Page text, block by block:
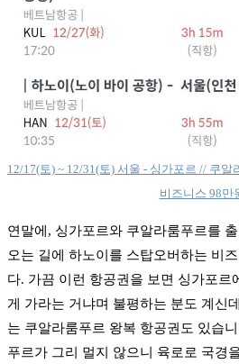
12/17(토) ~ 12/31(토) 서울 - 싱가포르 // 쿠
비즈니스 98만
연말에, 싱가포르와 쿠알라룸푸르를
오는 길에 하노이를 스탑오버하는 비
다. 가끔 이런 항공권을 보면 싱가포르
게 가라는 거냐며 불평하는 분도 계신
는 쿠알라룸푸르 왕복 항공권도 있습
푸르가 그리 멀지 않으니 육로로 국경